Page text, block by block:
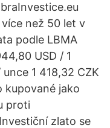
než 50 let v
podle LBMA
USD / 1
1 418,32 CZK
kupované jako
proti
zlato se